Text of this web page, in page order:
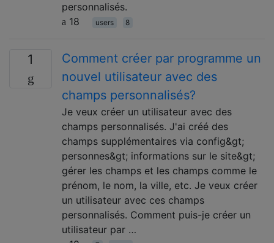
personnalisés.
18
users 8
1
Comment créer par programme un
nouvel utilisateur avec des
champs personnalisés?
Je veux créer un utilisateur avec des
champs personnalisés. J'ai créé des
champs supplémentaires via config&gt;
personnes&gt; informations sur le site&gt;
gérer les champs et les champs comme le
prénom, le nom, la ville, etc. Je veux créer
un utilisateur avec ces champs
personnalisés. Comment puis-je créer un
utilisateur par …